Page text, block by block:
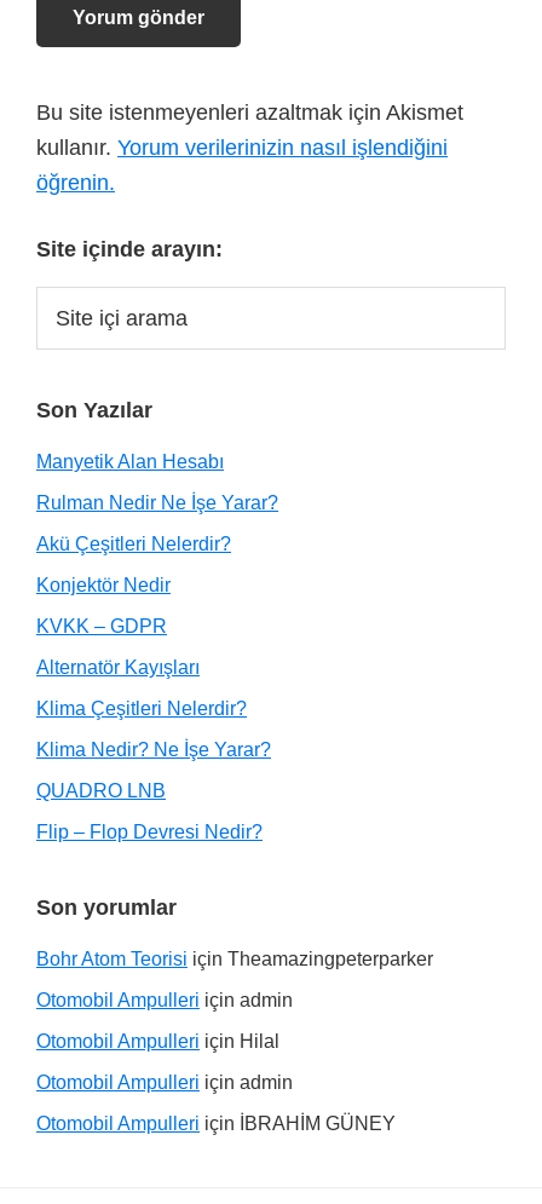
Bu site istenmeyenleri azaltmak için Akismet
kullanır. Yorum verilerinizin nasıl işlendiğini
öğrenin.
Site içinde arayın:
Son Yazılar
Manyetik Alan Hesabı
Rulman Nedir Ne İşe Yarar?
Akü Çeşitleri Nelerdir?
Konjektör Nedir
KVKK – GDPR
Alternatör Kayışları
Klima Çeşitleri Nelerdir?
Klima Nedir? Ne İşe Yarar?
QUADRO LNB
Flip – Flop Devresi Nedir?
Son yorumlar
Bohr Atom Teorisi için Theamazingpeterparker
Otomobil Ampulleri için admin
Otomobil Ampulleri için Hilal
Otomobil Ampulleri için admin
Otomobil Ampulleri için İBRAHİM GÜNEY